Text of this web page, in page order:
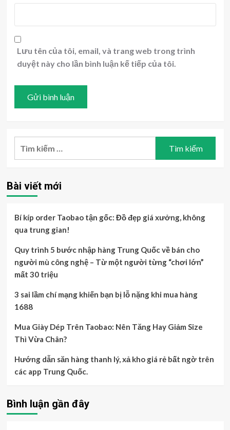
Lưu tên của tôi, email, và trang web trong trình
duyệt này cho lần bình luận kế tiếp của tôi.
Bài viết mới
Bí kíp order Taobao tận gốc: Đồ đẹp giá xưởng, không
qua trung gian!
Quy trình 5 bước nhập hàng Trung Quốc về bán cho
người mù công nghệ – Từ một người từng “chơi lớn”
mất 30 triệu
3 sai lầm chí mạng khiến bạn bị lỗ nặng khi mua hàng
1688
Mua Giày Dép Trên Taobao: Nên Tăng Hay Giảm Size
Thì Vừa Chân?
Hướng dẫn săn hàng thanh lý, xả kho giá rẻ bất ngờ trên
các app Trung Quốc.
Bình luận gần đây